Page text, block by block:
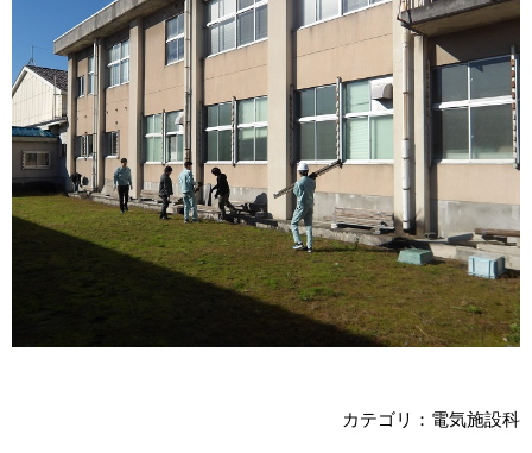
カテゴリ：電気施設科